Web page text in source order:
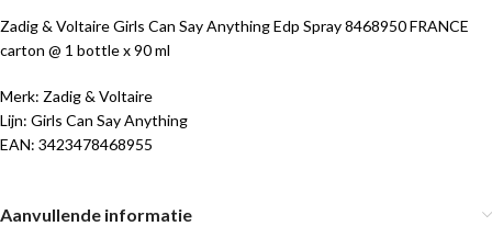
Zadig & Voltaire Girls Can Say Anything Edp Spray 8468950 FRANCE
carton @ 1 bottle x 90 ml
Merk: Zadig & Voltaire
Lijn: Girls Can Say Anything
EAN: 3423478468955
Aanvullende informatie